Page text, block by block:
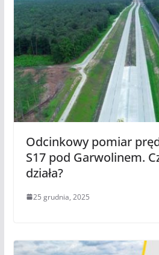
Odcinkowy pomiar
S17 pod Garwolinem.
działa?
25 grudnia, 2025